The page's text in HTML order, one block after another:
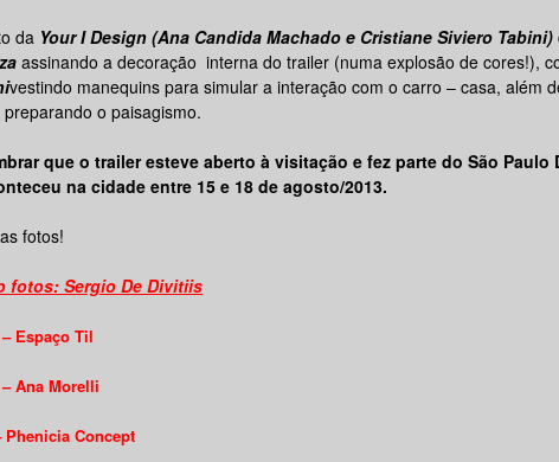
da Your I Design (Ana Candida Machado e Cristiane Siviero Tabini)
assinando a decoração interna do trailer (numa explosão de cores!),
vestindo manequins para simular a interação com o carro – casa, além
preparando o paisagismo.
que o trailer esteve aberto à visitação e fez parte do São Paulo
na cidade entre 15 e 18 de agosto/2013.
fotos!
fotos: Sergio De Divitiis
Espaço Til
Ana Morelli
Phenicia Concept